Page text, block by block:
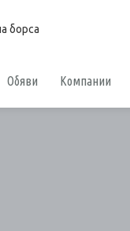
Обяви Компании